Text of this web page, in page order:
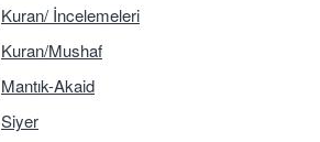
Kuran/ İncelemeleri
Kuran/Mushaf
Mantık-Akaid
Siyer